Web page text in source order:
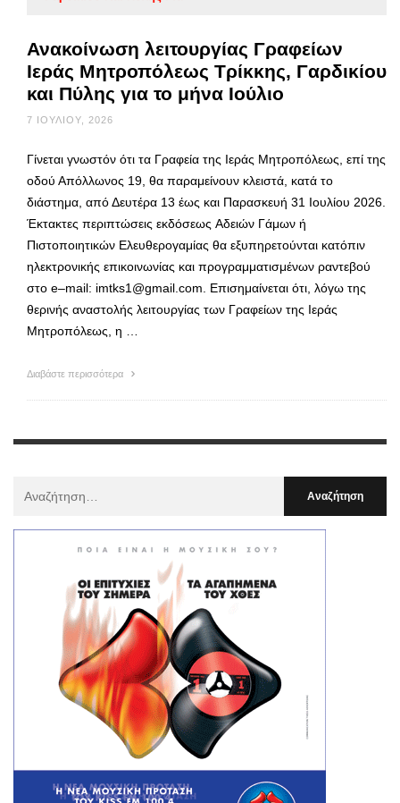
Ανακοίνωση λειτουργίας Γραφείων
Ιεράς Μητροπόλεως Τρίκκης, Γαρδικίου
και Πύλης για το μήνα Ιούλιο
7 ΙΟΥΛΊΟΥ, 2026
Γίνεται γνωστόν ότι τα Γραφεία της Ιεράς Μητροπόλεως, επί της
οδού Απόλλωνος 19, θα παραμείνουν κλειστά, κατά το
διάστημα, από Δευτέρα 13 έως και Παρασκευή 31 Ιουλίου 2026.
Έκτακτες περιπτώσεις εκδόσεως Αδειών Γάμων ή
Πιστοποιητικών Ελευθερογαμίας θα εξυπηρετούνται κατόπιν
ηλεκτρονικής επικοινωνίας και προγραμματισμένων ραντεβού
στο e–mail: imtks1@gmail.com. Επισημαίνεται ότι, λόγω της
θερινής αναστολής λειτουργίας των Γραφείων της Ιεράς
Μητροπόλεως, η …
Διαβάστε περισσότερα
: